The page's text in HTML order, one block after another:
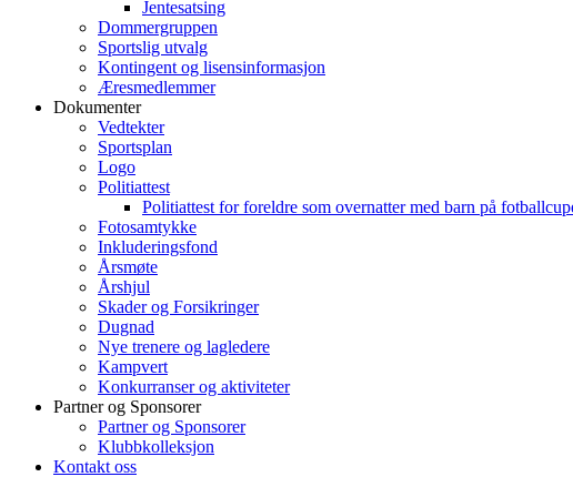
Jentesatsing
Dommergruppen
Sportslig utvalg
Kontingent og lisensinformasjon
Æresmedlemmer
Dokumenter
Vedtekter
Sportsplan
Logo
Politiattest
Politiattest for foreldre som overnatter med barn på
Fotosamtykke
Inkluderingsfond
Årsmøte
Årshjul
Skader og Forsikringer
Dugnad
Nye trenere og lagledere
Kampvert
Konkurranser og aktiviteter
Partner og Sponsorer
Partner og Sponsorer
Klubbkolleksjon
Kontakt oss